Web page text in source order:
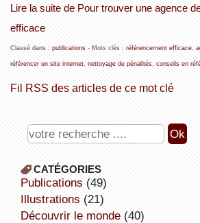
Lire la suite de Pour trouver une agence
efficace
Classé dans : publications- Mots clés : référencement efficace,
référencer un site internet, nettoyage de pénalités, conseils en
Fil RSS des articles de ce mot clé
CATÉGORIES
publications (49)
illustrations (21)
découvrir le monde(40)